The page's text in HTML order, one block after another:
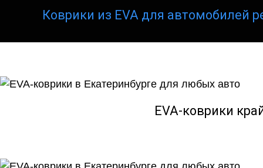
Коврики из EVA для автомобилей
EVA-коврики